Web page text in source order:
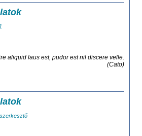
1
aliquid laus est, pudor est nil discere velle.
(Cato)